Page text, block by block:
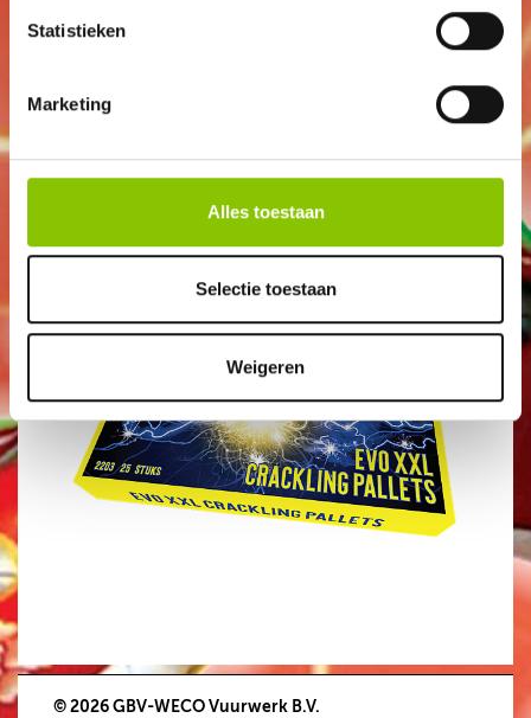
Statistieken
Marketing
Alles toestaan
Selectie toestaan
Weigeren
INWISSELEN
25 STUKS
© 2026 GBV-WECO Vuurwerk B.V.